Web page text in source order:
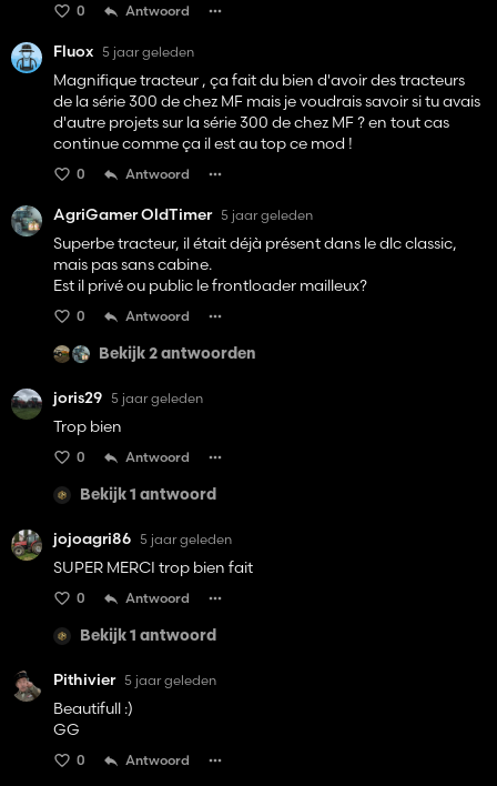
0 Antwoord
Fluox 5 jaar geleden
Magnifique tracteur , ça fait du bien d'avoir des tracteurs
de la série 300 de chez MF mais je voudrais savoir si tu avais
d'autre projets sur la série 300 de chez MF ? en tout cas
continue comme ça il est au top ce mod !
0 Antwoord
AgriGamer OldTimer 5 jaar geleden
Superbe tracteur, il était déjà présent dans le dlc classic,
mais pas sans cabine.
Est il privé ou public le frontloader mailleux?
0 Antwoord
Bekijk 2 antwoorden
joris29 5 jaar geleden
Trop bien
0 Antwoord
Bekijk 1 antwoord
jojoagri86 5 jaar geleden
SUPER MERCI trop bien fait
0 Antwoord
Bekijk 1 antwoord
Pithivier 5 jaar geleden
Beautifull :)
GG
0 Antwoord